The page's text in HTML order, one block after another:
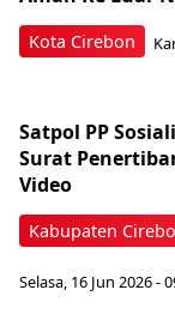
Kota Cirebon
Kabupaten
Satpol PP
Surat
Video
Selasa, 16 Jun 2026 -